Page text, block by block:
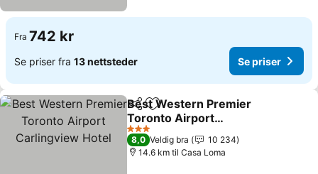
Fra 742 kr
Se priser fra 13 nettsteder Se priser
Del Legg til i favoritter
Best Western Premier
Toronto Airport
Carlingview Hotel
3 Stjerner
8,0 Veldig bra
10 234
14.6 km til Casa Loma